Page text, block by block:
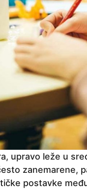
upravo leže u
zanemarene,
postavke